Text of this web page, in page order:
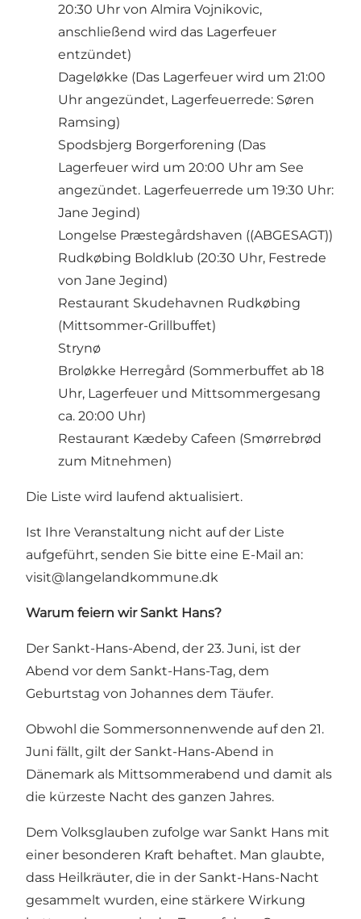
20:30 Uhr von Almira Vojnikovic,
anschließend wird das Lagerfeuer
entzündet)
Dageløkke (Das Lagerfeuer wird um 21:00
Uhr angezündet, Lagerfeuerrede: Søren
Ramsing)
Spodsbjerg Borgerforening (Das
Lagerfeuer wird um 20:00 Uhr am See
angezündet. Lagerfeuerrede um 19:30 Uhr:
Jane Jegind)
Longelse Præstegårdshaven ((ABGESAGT))
Rudkøbing Boldklub (20:30 Uhr, Festrede
von Jane Jegind)
Restaurant Skudehavnen Rudkøbing
(Mittsommer-Grillbuffet)
Strynø
Broløkke Herregård (Sommerbuffet ab 18
Uhr, Lagerfeuer und Mittsommergesang
ca. 20:00 Uhr)
Restaurant Kædeby Cafeen (Smørrebrød
zum Mitnehmen)
Die Liste wird laufend aktualisiert.
Ist Ihre Veranstaltung nicht auf der Liste
aufgeführt, senden Sie bitte eine E-Mail an:
visit@langelandkommune.dk
Warum feiern wir Sankt Hans?
Der Sankt-Hans-Abend, der 23. Juni, ist der
Abend vor dem Sankt-Hans-Tag, dem
Geburtstag von Johannes dem Täufer.
Obwohl die Sommersonnenwende auf den 21.
Juni fällt, gilt der Sankt-Hans-Abend in
Dänemark als Mittsommerabend und damit als
die kürzeste Nacht des ganzen Jahres.
Dem Volksglauben zufolge war Sankt Hans mit
einer besonderen Kraft behaftet. Man glaubte,
dass Heilkräuter, die in der Sankt-Hans-Nacht
gesammelt wurden, eine stärkere Wirkung